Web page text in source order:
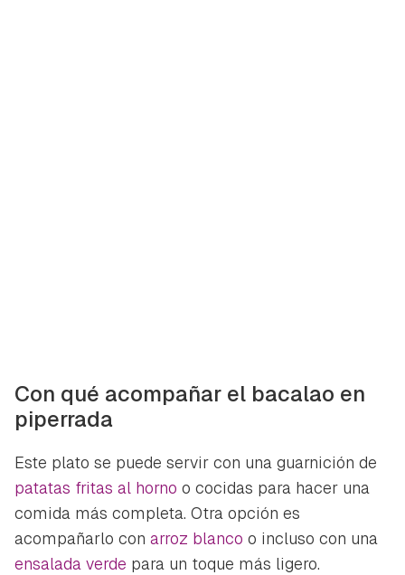
Con qué acompañar el bacalao en
piperrada
Este plato se puede servir con una guarnición de
patatas fritas al horno o cocidas para hacer una
comida más completa. Otra opción es
acompañarlo con arroz blanco o incluso con una
ensalada verde para un toque más ligero.